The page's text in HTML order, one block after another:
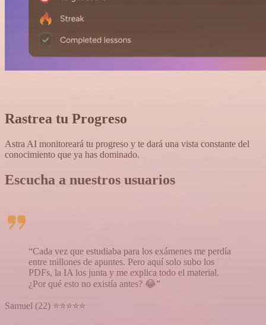
Rastrea tu Progreso
Astra AI monitoreará tu progreso y te dará una vista constante del
conocimiento que ya has dominado.
Escucha a nuestros usuarios
“Cada vez que estudiaba para los exámenes me perdía
entre millones de apuntes. Pero aquí solo subo los
PDFs, la IA los junta y me explica todo el material.
¿Por qué esto no existía antes? 😂”
Samuel (22) ⭐⭐⭐⭐⭐